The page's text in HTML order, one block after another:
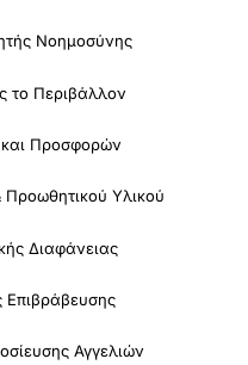
Νοημοσύνης
το Περιβάλλον
και Προσφορών
Υλικού
Διαφάνειας
Αγγελιών